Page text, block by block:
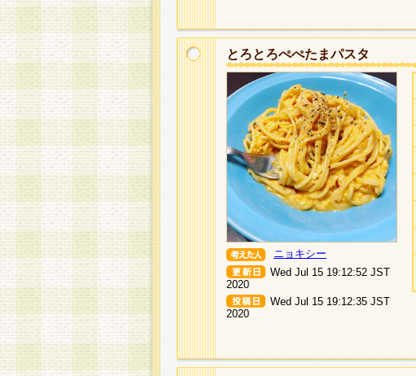
とろとろぺぺたまパスタ
ニョキシー
Wed Jul 15 19:12:52 JST
2020
Wed Jul 15 19:12:35 JST
2020